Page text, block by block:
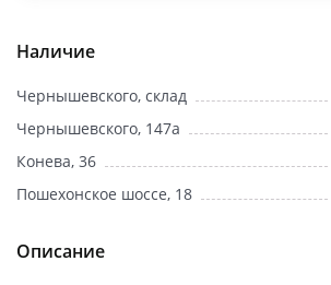
Описание
Наличие
Чернышевского, склад
Чернышевского, 147а
Конева, 36
Пошехонское шоссе, 18
недели